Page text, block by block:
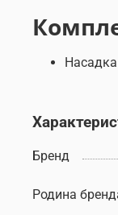
Бренд
Родина